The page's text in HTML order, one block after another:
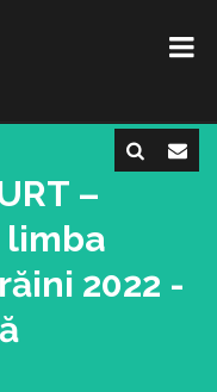
–
limba
2022 -